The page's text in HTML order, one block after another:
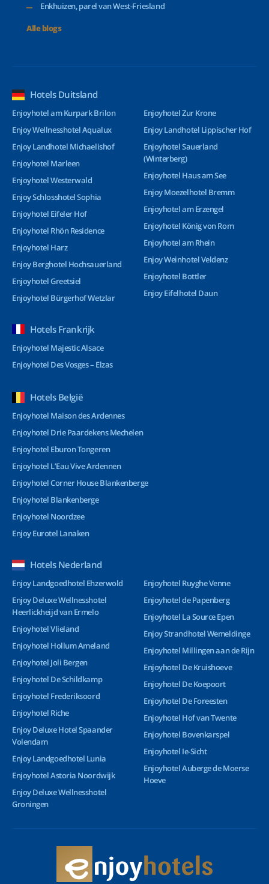
Enkhuizen, parel van West-Friesland
Alle blogs
Hotels Duitsland
Enjoyhotel am Kurpark Brilon
Enjoy Wellnesshotel Aqualux
Enjoy Landhotel Michaelishof
Enjoyhotel Marleen
Enjoyhotel Westerwald
Enjoy Schlosshotel Sophia
Enjoyhotel Eifeler Hof
Enjoyhotel Rhön Residence
Enjoyhotel Harz
Enjoy Berghotel Hochsauerland
Enjoyhotel Greetsiel
Enjoyhotel Bürgerhof Wetzlar
Enjoyhotel Zur Krone
Enjoy Landhotel Lippischer Hof
Enjoyhotel Sauerland
(Winterberg)
Enjoyhotel Haus am See
Enjoy Moezelhotel Bremm
Enjoyhotel am Erzengel
Enjoyhotel König von Rom
Enjoyhotel am Rhein
Enjoy Weinhotel Veldenz
Enjoyhotel Bottler
Enjoy Eifelhotel Daun
Hotels Frankrijk
Enjoyhotel Majestic Alsace
Enjoyhotel Des Vosges – Elzas
Hotels België
Enjoyhotel Maison des Ardennes
Enjoyhotel Drie Paardekens Mechelen
Enjoyhotel Eburon Tongeren
Enjoyhotel L’Eau Vive Ardennen
Enjoyhotel Corner House Blankenberge
Enjoyhotel Blankenberge
Enjoyhotel Noordzee
Enjoy Eurotel Lanaken
Hotels Nederland
Enjoy Landgoedhotel Ehzerwold
Enjoy Deluxe Wellnesshotel
Heerlickheijd van Ermelo
Enjoyhotel Vlieland
Enjoyhotel Hollum Ameland
Enjoyhotel Joli Bergen
Enjoyhotel De Schildkamp
Enjoyhotel Frederiksoord
Enjoyhotel Riche
Enjoy Deluxe Hotel Spaander
Volendam
Enjoy Landgoedhotel Lunia
Enjoyhotel Astoria Noordwijk
Enjoy Deluxe Wellnesshotel
Groningen
Enjoyhotel Ruyghe Venne
Enjoyhotel de Papenberg
Enjoyhotel La Source Epen
Enjoy Strandhotel Wemeldinge
Enjoyhotel Millingen aan de Rijn
Enjoyhotel De Kruishoeve
Enjoyhotel De Koepoort
Enjoyhotel De Foreesten
Enjoyhotel Hof van Twente
Enjoyhotel Bovenkarspel
Enjoyhotel Ie-Sicht
Enjoyhotel Auberge de Moerse
Hoeve